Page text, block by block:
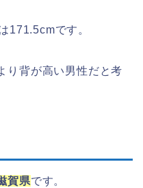
171.5cmです。
り背が高い男性だと考
賀県です。